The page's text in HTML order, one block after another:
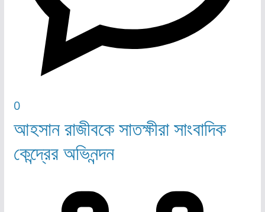
0
আহসান রাজীবকে সাতক্ষীরা সাংবাদিক
কেন্দ্রের অভিনন্দন